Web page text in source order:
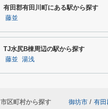
有田郡有田川町にある駅から探す
藤並
TJ水尻B棟周辺の駅から探す
藤並 湯浅
市区町村から探す 御坊市 / 有田